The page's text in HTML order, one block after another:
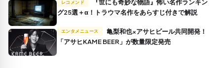
レコメンド
グ25選＋α！トラウマ名作をあらすじ付きで解説
エンタメニュース
「アサヒKAME BEER」が数量限定発売